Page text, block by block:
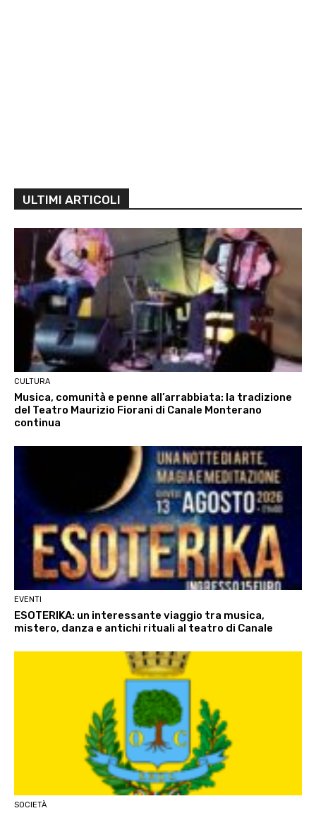
ULTIMI ARTICOLI
CULTURA
Musica, comunità e penne all’arrabbiata: la tradizione
del Teatro Maurizio Fiorani di Canale Monterano
continua
EVENTI
ESOTERIKA: un interessante viaggio tra musica,
mistero, danza e antichi rituali al teatro di Canale
SOCIETÀ